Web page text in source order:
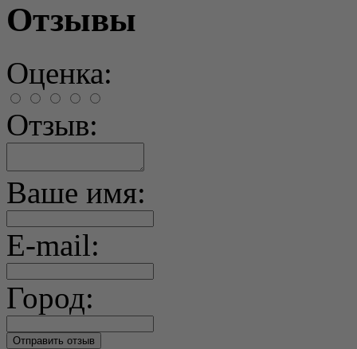
Отзывы
Оценка:
Отзыв:
Ваше имя:
E-mail:
Город: